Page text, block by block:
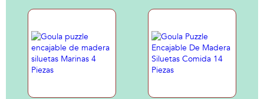
el monstruo tragón